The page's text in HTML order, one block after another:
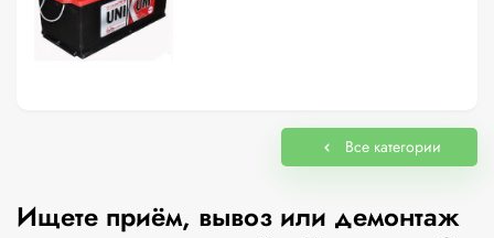
Все категории
Ищете приём, вывоз или демонтаж